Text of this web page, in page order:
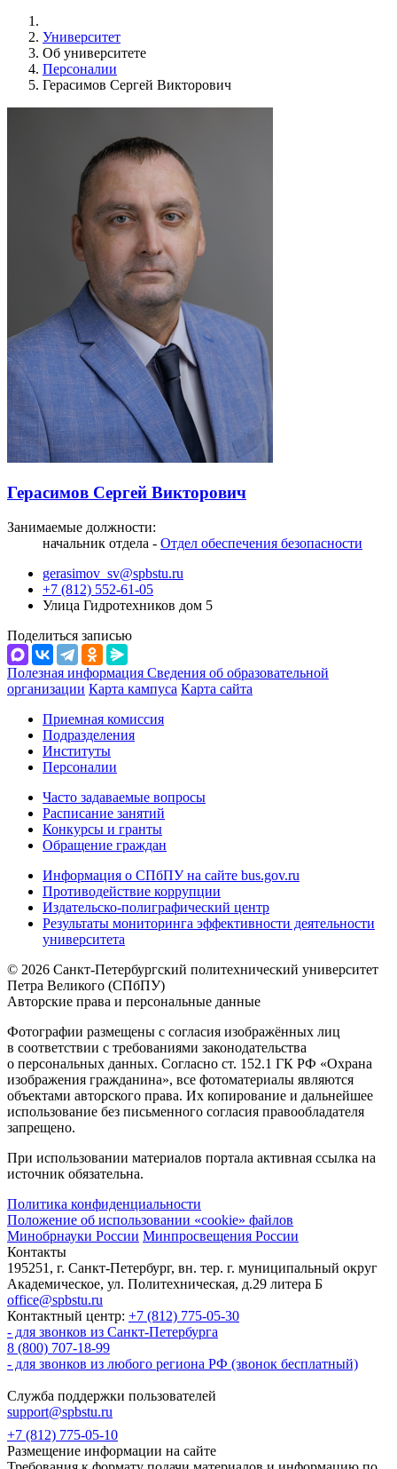
Университет
Об университете
Персоналии
Герасимов Сергей Викторович
Герасимов Сергей Викторович
Занимаемые должности:
начальник отдела - Отдел обеспечения безопасности
gerasimov_sv@spbstu.ru
+7 (812) 552-61-05
Улица Гидротехников дом 5
Поделиться записью
Полезная информация Сведения об образовательной
организации Карта кампуса Карта сайта
Приемная комиссия
Подразделения
Институты
Персоналии
Часто задаваемые вопросы
Расписание занятий
Конкурсы и гранты
Обращение граждан
Информация о СПбПУ на сайте bus.gov.ru
Противодействие коррупции
Издательско-полиграфический центр
Результаты мониторинга эффективности деятельности
университета
© 2026 Санкт-Петербургский политехнический университет
Петра Великого (СПбПУ)
Авторские права и персональные данные
Фотографии размещены с согласия изображённых лиц
в соответствии с требованиями законодательства
о персональных данных. Согласно ст. 152.1 ГК РФ «Охрана
изображения гражданина», все фотоматериалы являются
объектами авторского права. Их копирование и дальнейшее
использование без письменного согласия правообладателя
запрещено.
При использовании материалов портала активная ссылка на
источник обязательна.
Политика конфиденциальности
Положение об использовании «cookie» файлов
Минобрнауки России Минпросвещения России
Контакты
195251, г. Санкт-Петербург, вн. тер. г. муниципальный округ
Академическое, ул. Политехническая, д.29 литера Б
office@spbstu.ru
Контактный центр: +7 (812) 775-05-30
- для звонков из Санкт-Петербурга
8 (800) 707-18-99
- для звонков из любого региона РФ (звонок бесплатный)
Служба поддержки пользователей
support@spbstu.ru
+7 (812) 775-05-10
Размещение информации на сайте